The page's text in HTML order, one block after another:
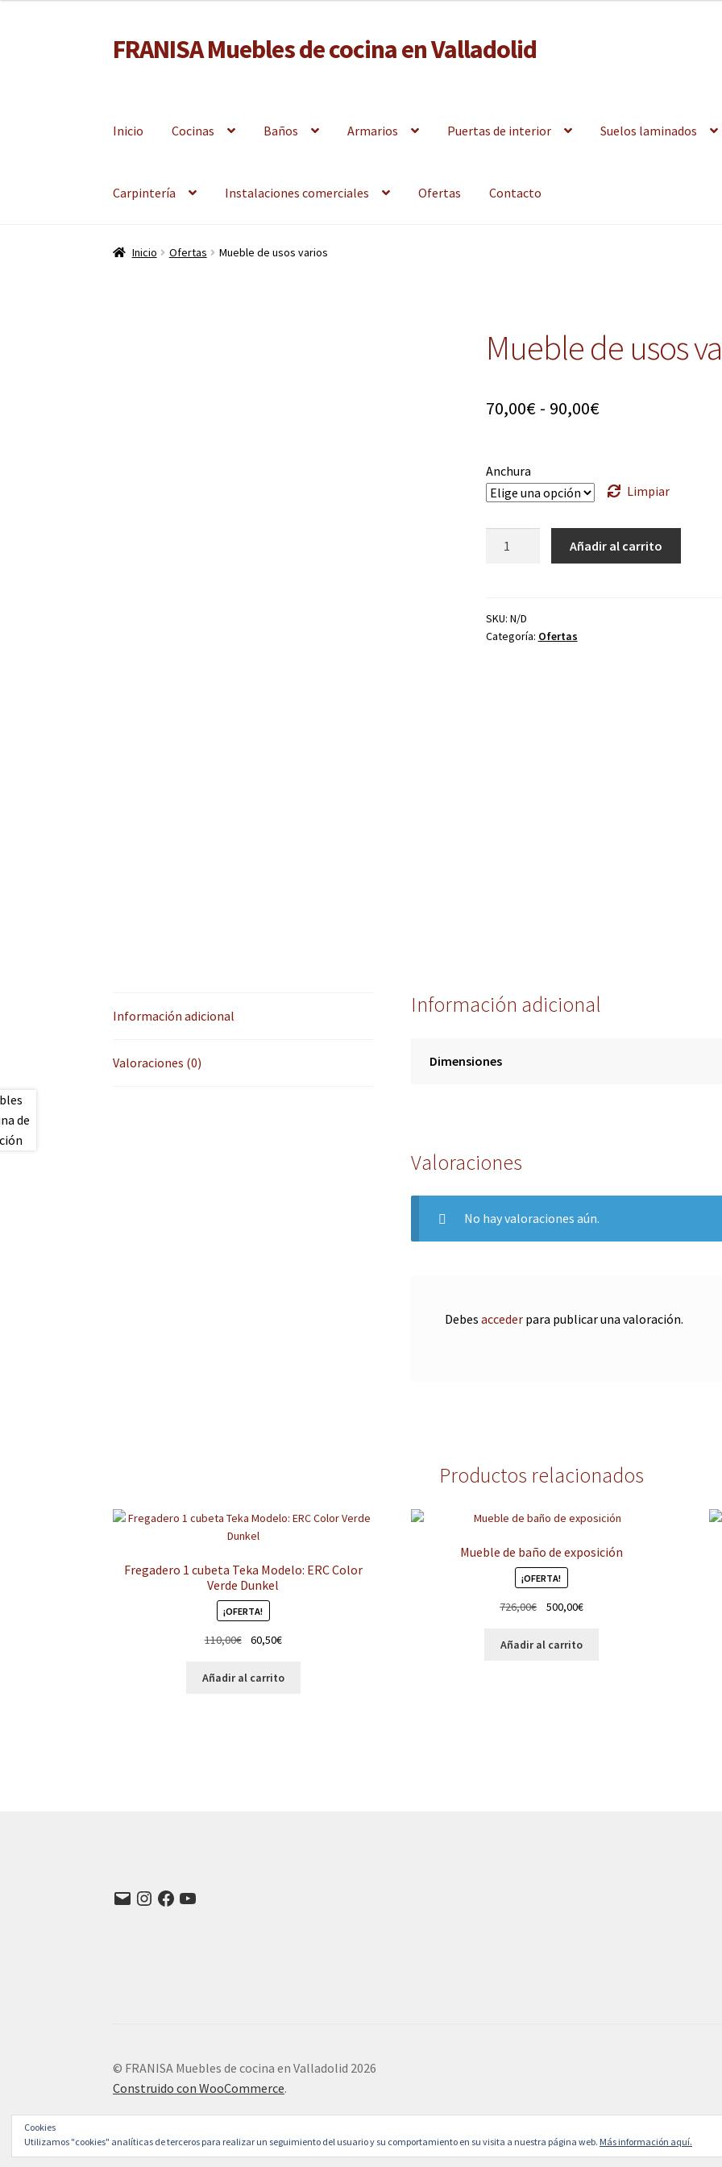
Ir
a
Ir
al
FRANISA Muebles de cocina en Valladolid
Inicio Cocinas Baños Armarios Puertas de interior Suelos laminados
Carpintería Instalaciones comerciales Ofertas Contacto
Cookies
Utilizamos "cookies" analíticas de terceros para realizar un seguimiento del usuario y su comportamiento en su visita a nuestra página web. Más información aquí.
Inicio Ofertas Mueble de usos varios
Mueble de usos
70,00€ - 90,00€Rango
desde
70,00€
hasta
Anchura
Limpiar
cantidad
Añadir al carrito
SKU: N/D
Categoría: Ofertas
Información adicional
Valoraciones (0)
Información adicional
Dimensiones
Valoraciones
No hay valoraciones aún.
Debes accederpara publicar una valoración.
Productos relacionados
Fregadero 1 cubeta Teka Modelo: ERC Color
Verde Dunkel
¡OFERTA!
110,00€
El
original
60,50€El
actual
Añadir al carrito
Mueble de baño de exposición
¡OFERTA!
726,00€
El
original
500,00€El
actual
Añadir al carrito
Correo
electrónico
Instagram
Facebook
YouTube
© FRANISA Muebles de cocina en Valladolid 2026
Construido con WooCommerce.
hasta